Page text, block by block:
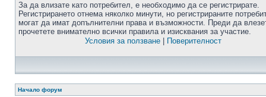
За да влизате като потребител, е необходимо да се регистрирате.
Регистрирането отнема няколко минути, но регистрираните
могат да имат допълнителни права и възможности. Преди да
прочетете внимателно всички правила и изисквания за участие.
Условия за ползване| Поверителност
Начало форум